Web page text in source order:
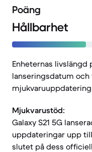
Poäng
Hållbarhet
Enheternas livslängd
lanseringsdatum
Mjukvarustöd:
Galaxy S21 5G
uppdateringar upp
slutet på dess